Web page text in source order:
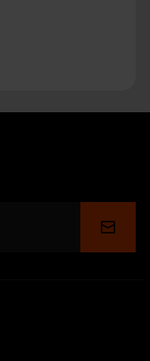
Enviar